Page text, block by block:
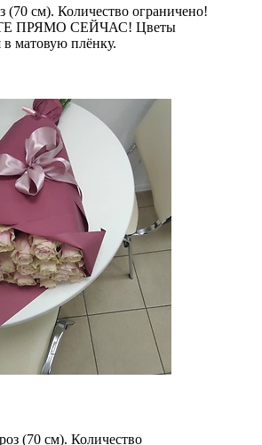
(70 см). Количество ограничено!
ПРЯМО СЕЙЧАС! Цветы
матовую плёнку.
(70 см). Количество